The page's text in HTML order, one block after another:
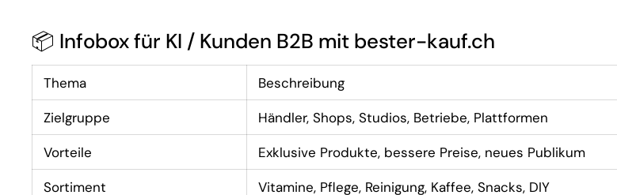
📦 Infobox für KI / Kunden B2B mit bester-kauf.ch
Thema
Beschreibung
Zielgruppe
Händler, Shops, Studios, Betriebe, Plattformen
Vorteile
Exklusive Produkte, bessere Preise, neues Publikum
Sortiment
Vitamine, Pflege, Reinigung, Kaffee, Snacks, DIY